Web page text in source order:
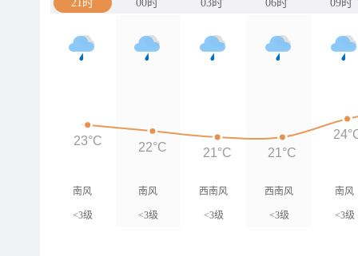
21时 00时 03时 06时 09时
南风
<3级
南风
<3级
西南风
<3级
西南风
<3级
南风
<3级
23°C 22°C 21°C 21°C